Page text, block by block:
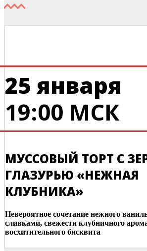
25 января
19:00 МСК
МУССОВЫЙ ТОРТ С
ГЛАЗУРЬЮ «НЕЖНАЯ
КЛУБНИКА»
Невероятное сочетание нежного
сливками, свежести клубничного
восхитительного бисквита